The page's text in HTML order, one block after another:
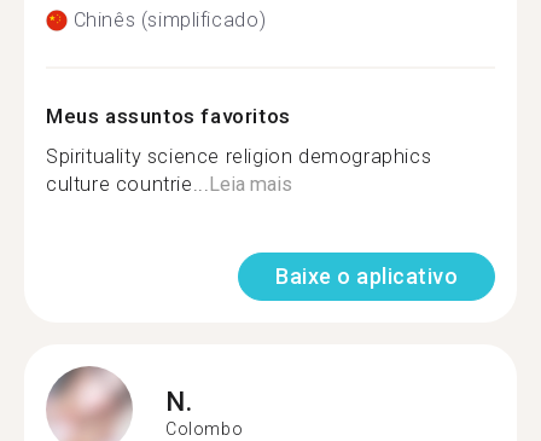
Chinês (simplificado)
Meus assuntos favoritos
Spirituality science religion demographics
culture countrie...Leia mais
Baixe o aplicativo
N.
Colombo